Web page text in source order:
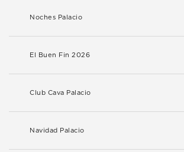
Noches Palacio
El Buen Fin 2026
Club Cava Palacio
Navidad Palacio